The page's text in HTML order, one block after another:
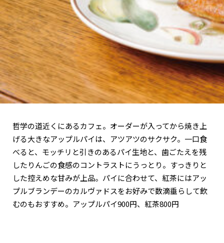
誠光社で選びました。
おすすめの本
紹介します。
おすすめのイベント
哲学の道近くにあるカフェ。オーダーが入ってから焼き上
げる大きなアップルパイは、アツアツのサクサク。一口食
べると、モッチリと引きのあるパイ生地と、歯ごたえを残
したりんごの食感のコントラストにうっとり。すっきりと
した控えめな甘みが上品。パイに合わせて、紅茶にはアッ
プルブランデーのカルヴァドスをお好みで数滴垂らして飲
むのもおすすめ。アップルパイ900円、紅茶800円